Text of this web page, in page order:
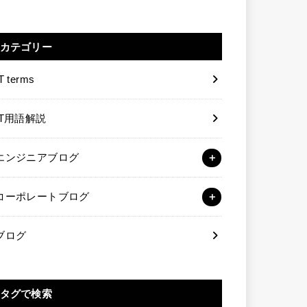
カテゴリー
terms
用語解説
ンジニアブログ
ーポレートブログ
ログ
タグで検索